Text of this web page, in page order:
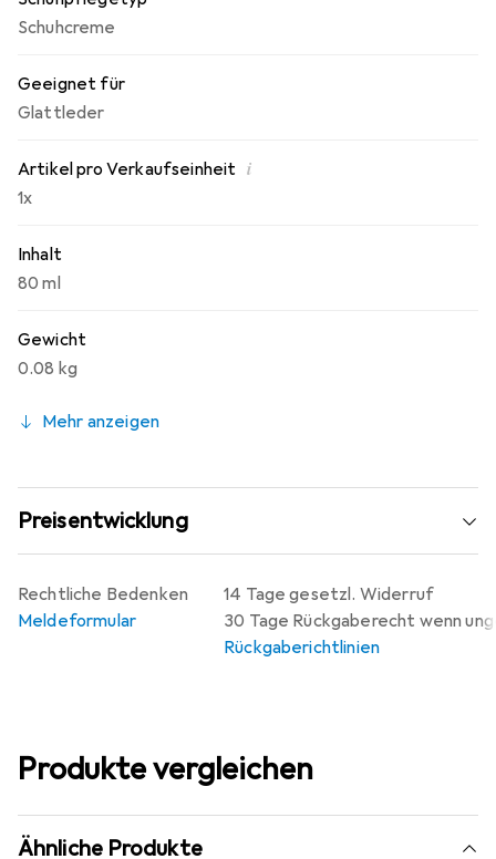
Schuhcreme
Geeignet für
Glattleder
Artikel pro Verkaufseinheit i
1x
Inhalt
80 ml
Gewicht
0.08 kg
Mehr anzeigen
Preisentwicklung
14 Tage gesetzl. Widerruf
30 Tage Rückgaberecht wenn
Rückgaberichtlinien
Rechtliche Bedenken
Meldeformular
Produkte vergleichen
Ähnliche Produkte